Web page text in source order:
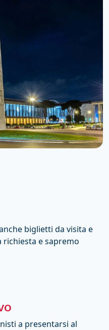
biglietti da visita e
richiesta e sapremo
a presentarsi al